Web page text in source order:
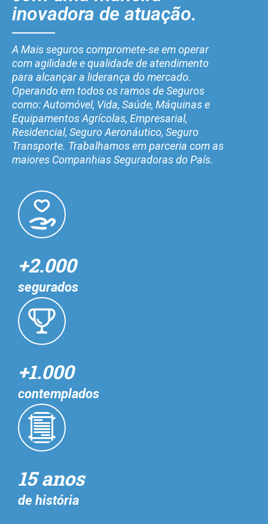
inovadora de atuação.
A Mais seguros compromete-se em operar
com agilidade e qualidade de atendimento
para alcançar a liderança do mercado.
Operando em todos os ramos de Seguros
como: Automóvel, Vida, Saúde, Máquinas e
Equipamentos Agrícolas, Empresarial,
Residencial, Seguro Aeronáutico, Seguro
Transporte. Trabalhamos em parceria com as
maiores Companhias Seguradoras do País.
+2.000
segurados
+1.000
contemplados
15 anos
de história